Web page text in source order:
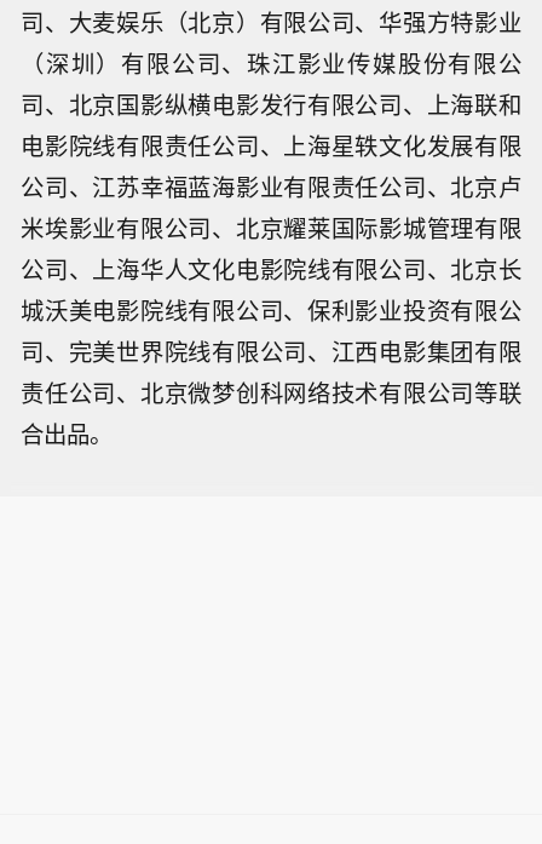
司、大麦娱乐（北京）有限公司、华强方特影业
（深圳）有限公司、珠江影业传媒股份有限公
司、北京国影纵横电影发行有限公司、上海联和
电影院线有限责任公司、上海星轶文化发展有限
公司、江苏幸福蓝海影业有限责任公司、北京卢
米埃影业有限公司、北京耀莱国际影城管理有限
公司、上海华人文化电影院线有限公司、北京长
城沃美电影院线有限公司、保利影业投资有限公
司、完美世界院线有限公司、江西电影集团有限
责任公司、北京微梦创科网络技术有限公司等联
合出品。